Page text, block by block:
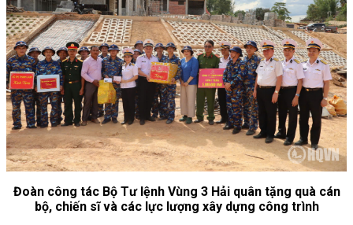
Đoàn công tác Bộ Tư lệnh Vùng 3 Hải quân tặng quà cán
bộ, chiến sĩ và các lực lượng xây dựng công trình